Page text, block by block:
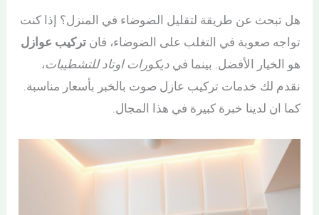
هل تبحث عن طريقة لتقليل الضوضاء في المنزل؟ إذا كنت
تواجه صعوبة في التغلب على الضوضاء، فانتركيب عوازل
هو الخيار الأفضل. بينما فيديكورات اوتاد للتشطيبات،
نقدم لك خدمات تركيب عازل صوت بالخبر بأسعار مناسبة.
كما ان لدينا خبرة كبيرة في هذا المجال.
عزل
للاسطح
بالدمام
عازل
صوت
للغرف
)
بالخبر